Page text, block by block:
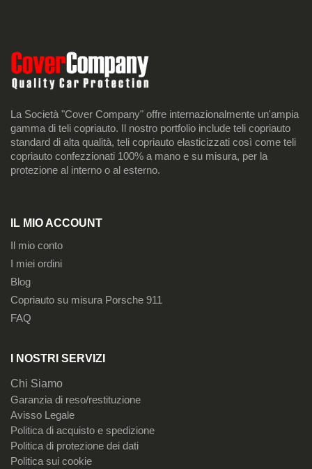
La Società "Cover Company" offre internazionalmente un'ampia
gamma di teli copriauto. Il nostro portfolio include teli copriauto
standard di alta qualità, teli copriauto elasticizzati così come teli
copriauto confezzionati 100% a mano e su misura, per la
protezione al interno o al esterno.
IL MIO ACCOUNT
Il mio conto
I miei ordini
Blog
Copriauto su misura Porsche 911
FAQ
I NOSTRI SERVIZI
Chi Siamo
Garanzia di reso/restituzione
Avisso Legale
Politica di acquisto e spedizione
Politica di protezione dei dati
Politica sui cookie